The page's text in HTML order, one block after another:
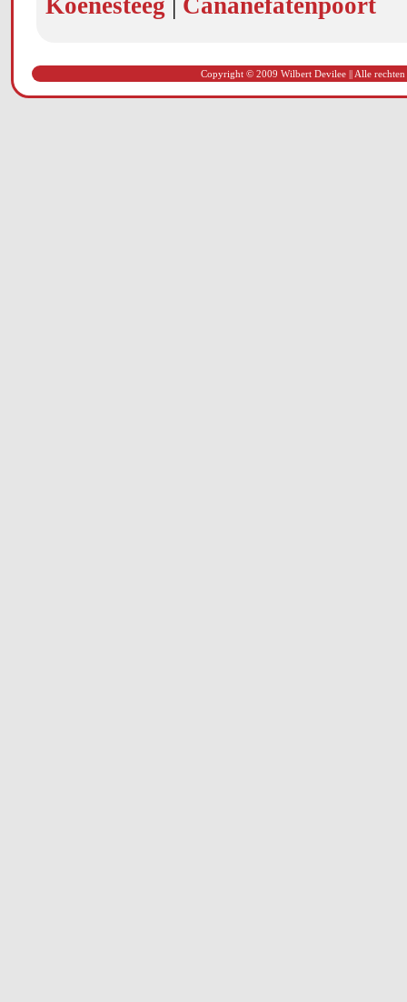
Koenesteeg Cananefatenpoort
Copyright © 2009 Wilbert Devilee || Alle